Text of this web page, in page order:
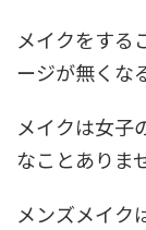
メイクをする
ージが無くな
メイクは女子
なことありま
メンズメイク